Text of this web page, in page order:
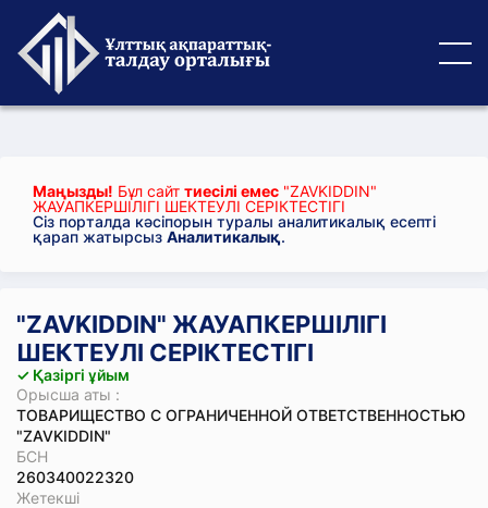
Маңызды! Бұл сайт тиесілі емес "ZAVKIDDIN"
ЖАУАПКЕРШІЛІГІ ШЕКТЕУЛІ СЕРІКТЕСТІГІ
Сіз порталда кәсіпорын туралы аналитикалық есепті
қарап жатырсыз Аналитикалық.
"ZAVKIDDIN" ЖАУАПКЕРШІЛІГІ
ШЕКТЕУЛІ СЕРІКТЕСТІГІ
✓ Қазіргі ұйым
Орысша аты :
ТОВАРИЩЕСТВО С ОГРАНИЧЕННОЙ ОТВЕТСТВЕННОСТЬЮ
"ZAVKIDDIN"
БСН
260340022320
Жетекші